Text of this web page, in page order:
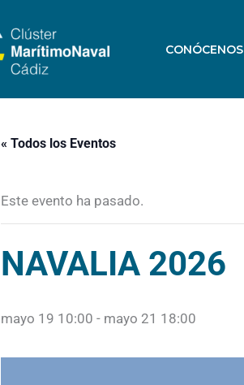
CONÓCENOS
« Todos los Eventos
Este evento ha pasado.
NAVALIA 2026
mayo 19 10:00 - mayo 21 18:00